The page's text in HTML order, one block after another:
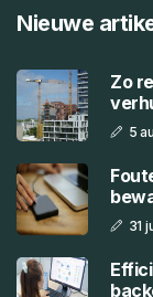
Nieuwe
Zo
5
31